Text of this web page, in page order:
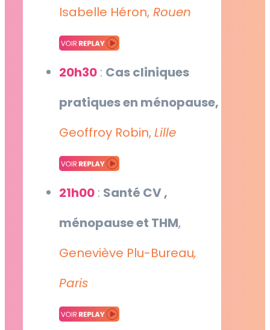
Isabelle Héron, Rouen
20h30 : Cas cliniques
pratiques en ménopause,
Geoffroy Robin,Lille
21h00 : Santé CV ,
ménopause et THM,
Geneviève Plu-Bureau,
Paris